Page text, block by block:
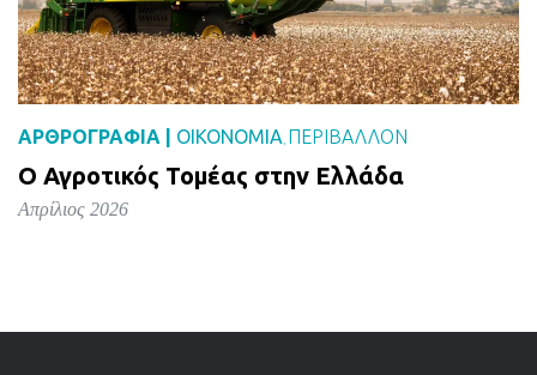
ΑΡΘΡΟΓΡΑΦΙΑ | ΟΙΚΟΝΟΜΙΑ, ΠΕΡΙΒΑΛΛΟΝ
Ο Αγροτικός Τομέας στην Ελλάδα
Απρίλιος 2026